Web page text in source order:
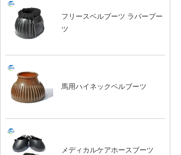
フリースベルブーツ ラバーブー
ツ
馬用ハイネックベルブーツ
メディカルケアホースブーツ